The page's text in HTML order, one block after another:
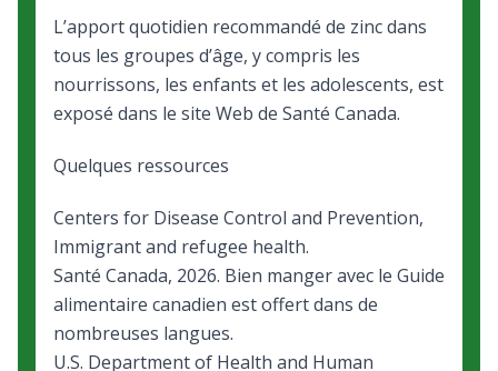
L’apport quotidien recommandé de zinc dans
tous les groupes d’âge, y compris les
nourrissons, les enfants et les adolescents, est
exposé dans le site Web de Santé Canada.
Quelques ressources
Centers for Disease Control and Prevention,
Immigrant and refugee health.
Santé Canada, 2026. Bien manger avec le Guide
alimentaire canadien est offert dans de
nombreuses langues.
U.S. Department of Health and Human